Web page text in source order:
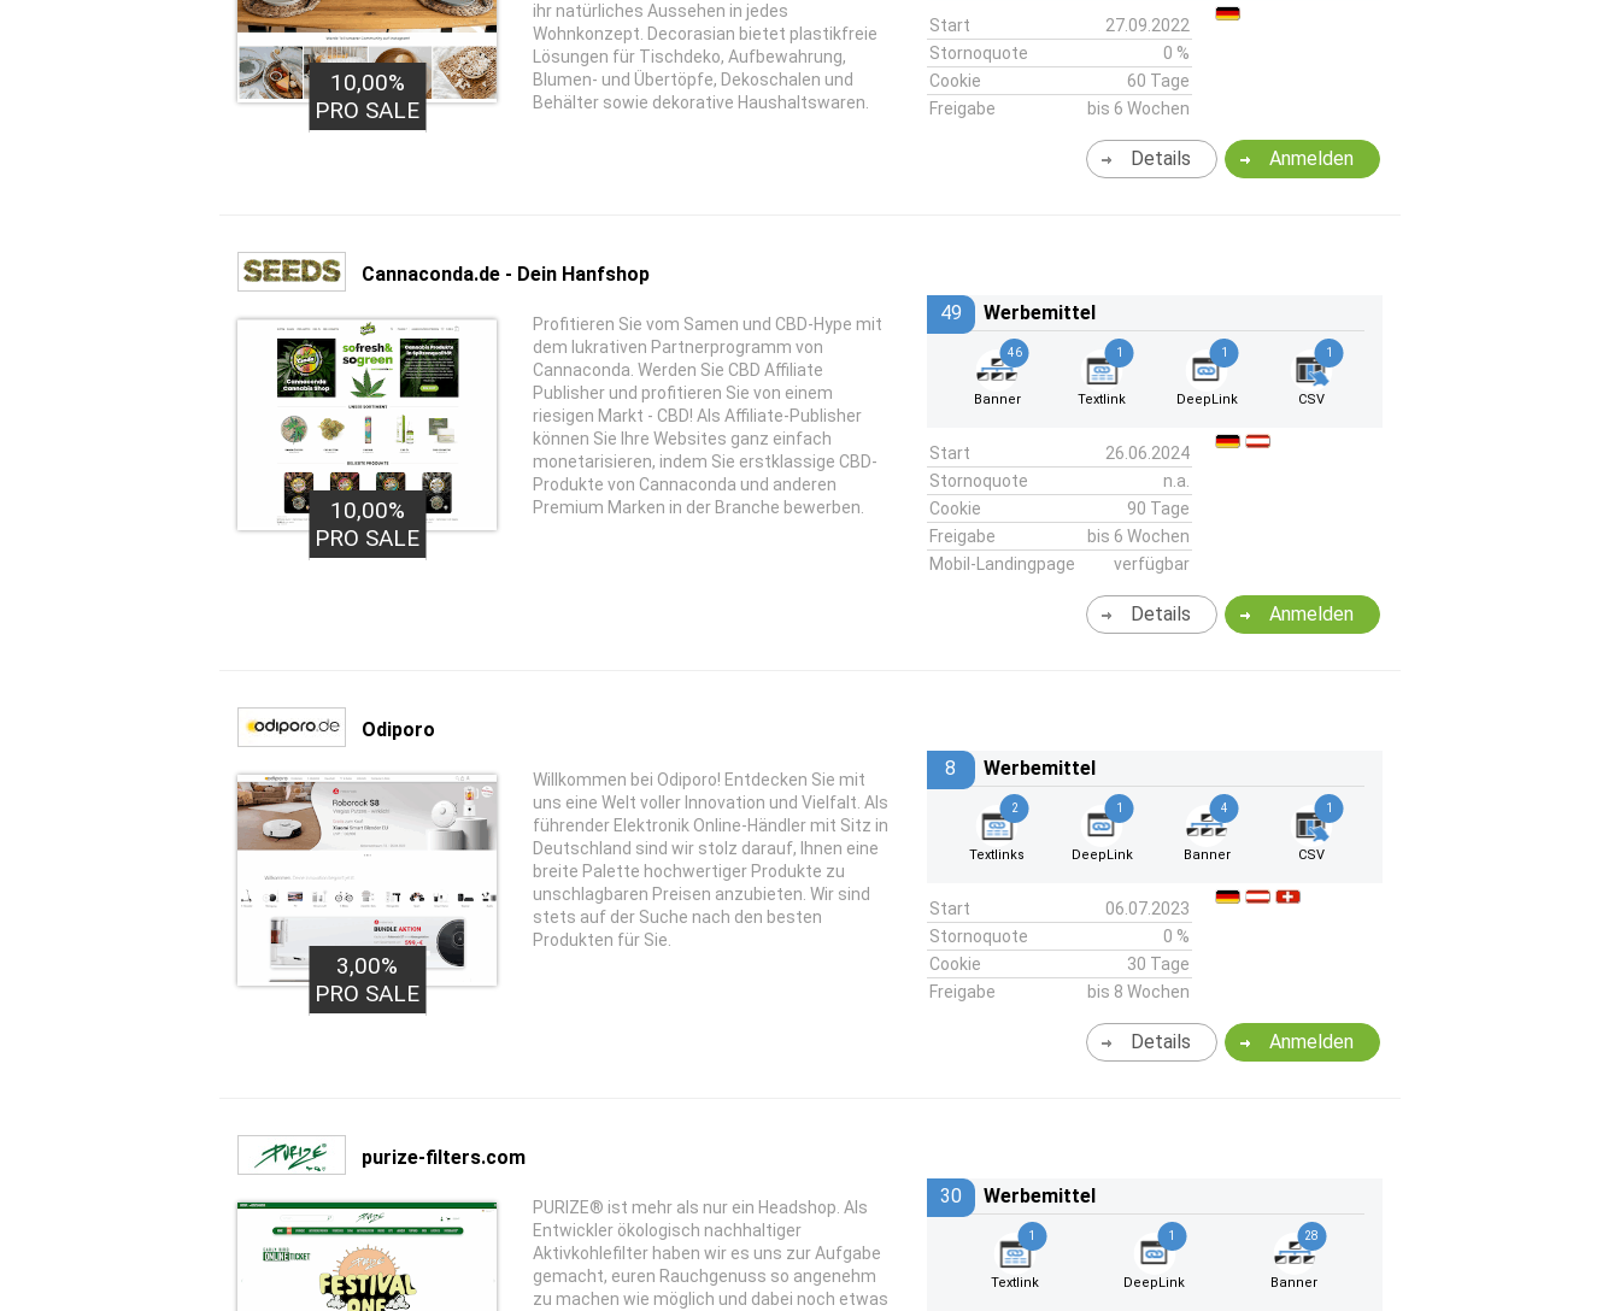
10,00%
PRO SALE
ihr natürliches Aussehen in jedes
Wohnkonzept. Decorasian bietet plastikfreie
Lösungen für Tischdeko, Aufbewahrung,
Blumen- und Übertöpfe, Dekoschalen und
Behälter sowie dekorative Haushaltswaren.
Start
27.09.2022
Stornoquote
0 %
Cookie
60 Tage
Freigabe
bis 6 Wochen
Anmelden
Details
Cannaconda.de - Dein Hanfshop
10,00%
PRO SALE
Profitieren Sie vom Samen und CBD-Hype mit
dem lukrativen Partnerprogramm von
Cannaconda. Werden Sie CBD Affiliate
Publisher und profitieren Sie von einem
riesigen Markt - CBD! Als Affiliate-Publisher
können Sie Ihre Websites ganz einfach
monetarisieren, indem Sie erstklassige CBD-
Produkte von Cannaconda und anderen
Premium Marken in der Branche bewerben.
49 Werbemittel
46
Banner
1
Textlink
1
DeepLink
1
CSV
Start
26.06.2024
Stornoquote
n.a.
Cookie
90 Tage
Freigabe
bis 6 Wochen
Mobil-Landingpage
verfügbar
Anmelden
Details
Odiporo
3,00%
PRO SALE
Willkommen bei Odiporo! Entdecken Sie mit
uns eine Welt voller Innovation und Vielfalt. Als
führender Elektronik Online-Händler mit Sitz in
Deutschland sind wir stolz darauf, Ihnen eine
breite Palette hochwertiger Produkte zu
unschlagbaren Preisen anzubieten. Wir sind
stets auf der Suche nach den besten
Produkten für Sie.
8 Werbemittel
2
Textlinks
1
DeepLink
4
Banner
1
CSV
Start
06.07.2023
Stornoquote
0 %
Cookie
30 Tage
Freigabe
bis 8 Wochen
Anmelden
Details
purize-filters.com
PURIZE® ist mehr als nur ein Headshop. Als
Entwickler ökologisch nachhaltiger
Aktivkohlefilter haben wir es uns zur Aufgabe
gemacht, euren Rauchgenuss so angenehm
zu machen wie möglich und dabei noch etwas
30 Werbemittel
1
Textlink
1
DeepLink
28
Banner